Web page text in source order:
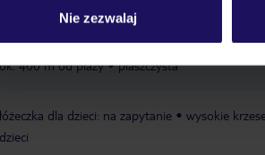
Nie zezwalaj
ok. 400 m od plaży piaszczysta
łóżeczka dla dzieci: na zapytanie wysokie
dzieci